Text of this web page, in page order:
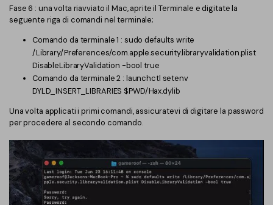
Fase 6 : una volta riavviato il Mac, aprite il Terminale e digitate la
seguente riga di comandi nel terminale;
Comando da terminale 1 : sudo defaults write
/Library/Preferences/com.apple.security.libraryvalidation.plist
DisableLibraryValidation -bool true
Comando da terminale 2 : launchctl setenv
DYLD_INSERT_LIBRARIES $PWD/Hax.dylib
Una volta applicati i primi comandi, assicuratevi di digitare la password
per procedere al secondo comando.